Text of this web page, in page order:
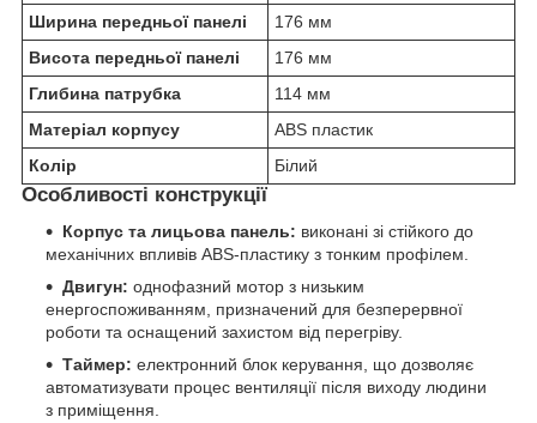
Ширина передньої панелі
176 мм
Висота передньої панелі
176 мм
Глибина патрубка
114 мм
Матеріал корпусу
ABS пластик
Колір
Білий
Особливості конструкції
Корпус та лицьова панель: виконані зі стійкого до
механічних впливів ABS-пластику з тонким профілем.
Двигун: однофазний мотор з низьким
енергоспоживанням, призначений для безперервної
роботи та оснащений захистом від перегріву.
Таймер: електронний блок керування, що дозволяє
автоматизувати процес вентиляції після виходу людини
з приміщення.